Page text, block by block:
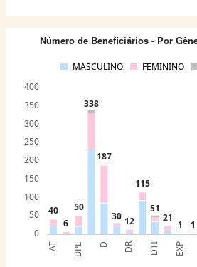
40
6
50
338
187
30 12
115
51
21
1 1
Número de Beneficiários - Por
MASCULINO FEMININO
0
50
100
150
200
250
300
350
400
AT BPE D DR DTI EXP